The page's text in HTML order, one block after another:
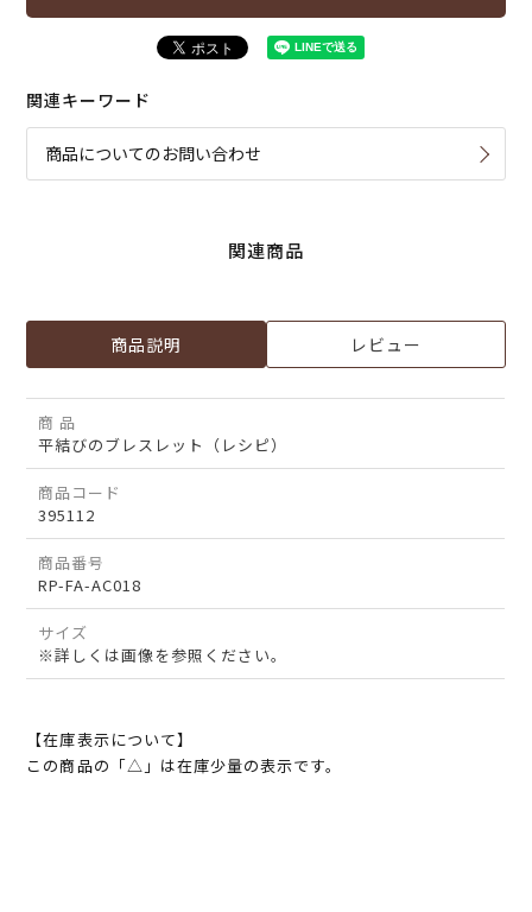
関連キーワード
商品についてのお問い合わせ
関連商品
商品説明 レビュー
商 品
平結びのブレスレット（レシピ）
商品コード
395112
商品番号
RP-FA-AC018
サイズ
※詳しくは画像を参照ください。
【在庫表示について】
この商品の「△」は在庫少量の表示です。